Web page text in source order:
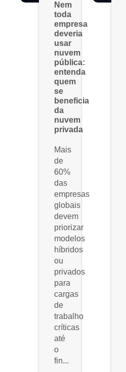
Nem
toda
empresa
deveria
usar
nuvem
pública:
entenda
quem
se
beneficia
da
nuvem
privada
Mais
de
60%
das
empresas
globais
devem
priorizar
modelos
híbridos
ou
privados
para
cargas
de
trabalho
críticas
até
o
fin...